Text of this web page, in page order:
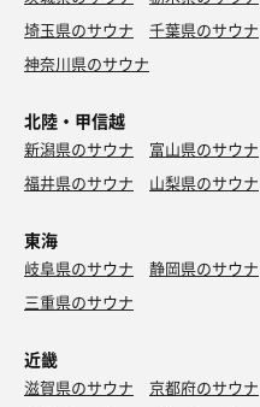
埼玉県のサウナ
千葉県のサウナ
神奈川県のサウナ
北陸・甲信越
新潟県のサウナ 富山県のサウナ
福井県のサウナ
山梨県のサウナ
東海
岐阜県のサウナ 静岡県のサウナ
三重県のサウナ
近畿
滋賀県のサウナ 京都府のサウナ